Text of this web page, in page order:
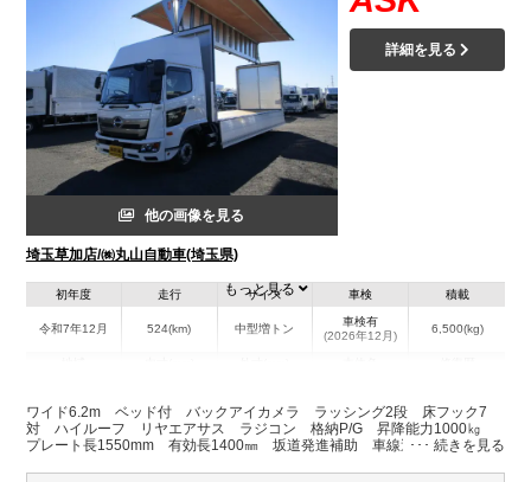
他の画像を見る
埼玉草加店/㈱丸山自動車(埼玉県)
詳細を見る
初年度
令和7年12月
走行
524(km)
サイズ
中型増トン
車検
車検有
(2026年12月)
積載
6,500(kg)
埼玉県
W:2,400
H:2,510
W:2,490
H:3,660
もっと見る
ワイド6.2m ベッド付 バックアイカメラ ラッシング2段 床フック7
対 ハイルーフ リヤエアサス ラジコン 格納P/G 昇降能力1000㎏
プレート長1550mm 有効長1400㎜ 坂道発進補助 車線逸脱警報 衝突